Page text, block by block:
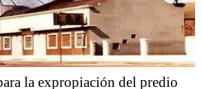
la expropiación del predio